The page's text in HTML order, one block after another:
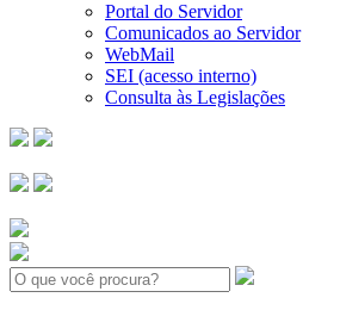
Portal do Servidor
Comunicados ao Servidor
WebMail
SEI (acesso interno)
Consulta às Legislações
Search: